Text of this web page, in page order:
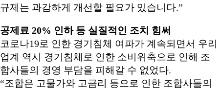
규제는 과감하게 개선할 필요가 있습니다.”
공제료 20% 인하 등 실질적인 조치 힘써
코로나19로 인한 경기침체 여파가 계속되면서 우리
업계 역시 경기침체로 인한 소비위축으로 인해 조
합사들의 경영 부담을 피해갈 수 없었다.
“조합은 고물가와 고금리 등으로 인한 조합사들의